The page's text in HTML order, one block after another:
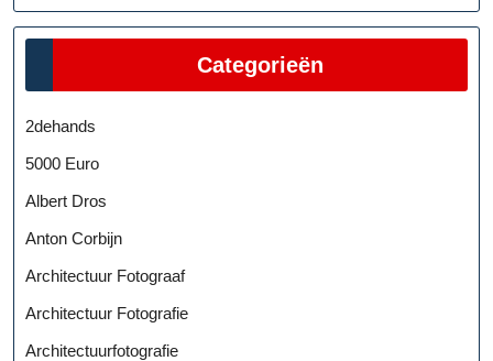
Categorieën
2dehands
5000 Euro
Albert Dros
Anton Corbijn
Architectuur Fotograaf
Architectuur Fotografie
Architectuurfotografie